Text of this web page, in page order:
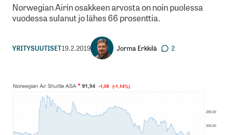
Norwegian Airin osakkeen arvosta on noin puolessa
vuodessa sulanut jo lähes 66 prosenttia.
YRITYSUUTISET19.2.2019 Jorma Erkkilä 2